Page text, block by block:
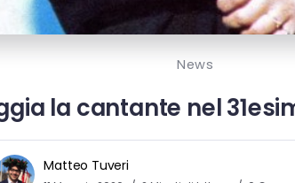
News
la cantante nel
Matteo Tuveri